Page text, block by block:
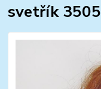
svetřík 3505